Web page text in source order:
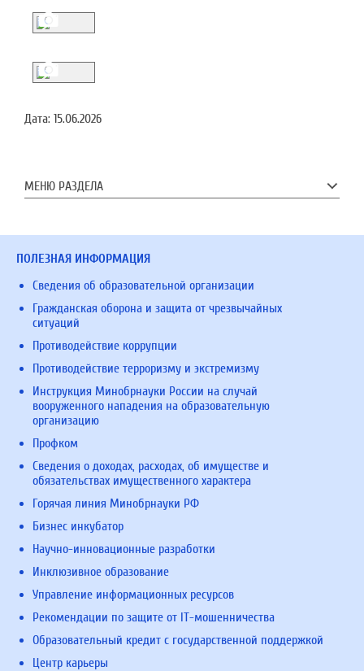
Дата: 15.06.2026
МЕНЮ РАЗДЕЛА
ПОЛЕЗНАЯ ИНФОРМАЦИЯ
Сведения об образовательной организации
Гражданская оборона и защита от чрезвычайных
ситуаций
Противодействие коррупции
Противодействие терроризму и экстремизму
Инструкция Минобрнауки России на случай
вооруженного нападения на образовательную
организацию
Профком
Сведения о доходах, расходах, об имуществе и
обязательствах имущественного характера
Горячая линия Минобрнауки РФ
Бизнес инкубатор
Научно-инновационные разработки
Инклюзивное образование
Управление информационных ресурсов
Рекомендации по защите от IT-мошенничества
Образовательный кредит с государственной поддержкой
Центр карьеры